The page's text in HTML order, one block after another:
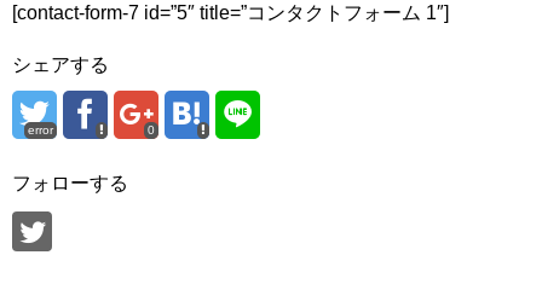
[contact-form-7 id=”5″ title=”コンタクトフォーム 1″]
シェアする
error 0
フォローする